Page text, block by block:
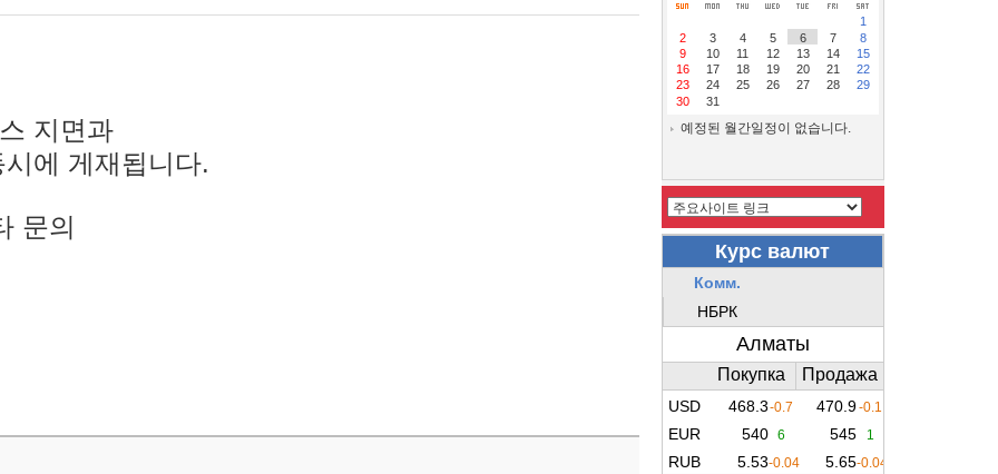
지면과
에 게재됩니다.
문의
1
2
3 4 5 6 7
8
9
10 11 12 13 14
15
16
17 18 19 20 21
22
23
24 25 26 27 28
29
30
31
예정된 월간일정이 없습니다.